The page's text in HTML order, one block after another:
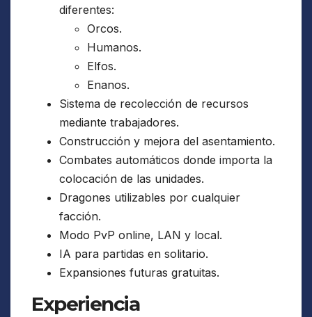
diferentes:
Orcos.
Humanos.
Elfos.
Enanos.
Sistema de recolección de recursos
mediante trabajadores.
Construcción y mejora del asentamiento.
Combates automáticos donde importa la
colocación de las unidades.
Dragones utilizables por cualquier
facción.
Modo PvP online, LAN y local.
IA para partidas en solitario.
Expansiones futuras gratuitas.
Experiencia